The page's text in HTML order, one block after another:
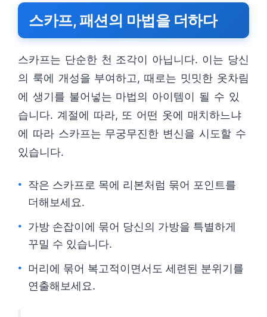
스카프, 패션의 마법을 더하다
스카프는 단순한 천 조각이 아닙니다. 이는 당신
의 룩에 개성을 부여하고, 때로는 밋밋한 옷차림
에 생기를 불어넣는 마법의 아이템이 될 수 있
습니다. 계절에 따라, 또 어떤 옷에 매치하느냐
에 따라 스카프는 무궁무진한 변신을 시도할 수
있습니다.
작은 스카프로 목에 리본처럼 묶어 포인트를
더해보세요.
가방 손잡이에 묶어 당신의 가방을 특별하게
꾸밀 수 있습니다.
머리에 묶어 복고적이면서도 세련된 분위기를
연출해보세요.